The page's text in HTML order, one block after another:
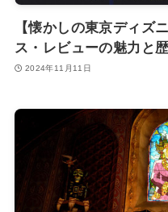
【懐かしの東京ディズ
ス・レビューの魅力と
2024年11月11日